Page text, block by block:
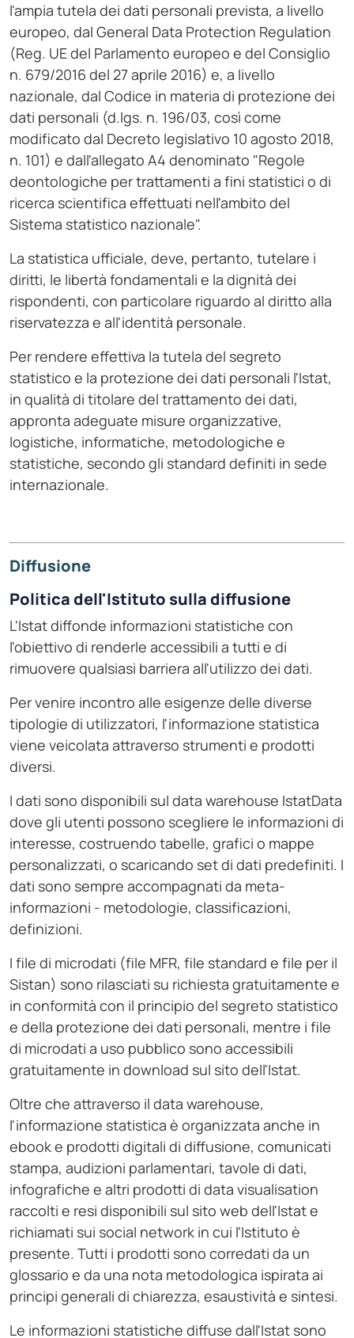
l'ampia tutela dei dati personali prevista, a livello
europeo, dal General Data Protection Regulation
(Reg. UE del Parlamento europeo e del Consiglio
n. 679/2016 del 27 aprile 2016) e, a livello
nazionale, dal Codice in materia di protezione dei
dati personali (d.lgs. n. 196/03, così come
modificato dal Decreto legislativo 10 agosto 2018,
n. 101) e dall'allegato A4 denominato "Regole
deontologiche per trattamenti a fini statistici o di
ricerca scientifica effettuati nell'ambito del
Sistema statistico nazionale".
La statistica ufficiale, deve, pertanto, tutelare i
diritti, le libertà fondamentali e la dignità dei
rispondenti, con particolare riguardo al diritto alla
riservatezza e all'identità personale.
Per rendere effettiva la tutela del segreto
statistico e la protezione dei dati personali l'Istat,
in qualità di titolare del trattamento dei dati,
appronta adeguate misure organizzative,
logistiche, informatiche, metodologiche e
statistiche, secondo gli standard definiti in sede
internazionale.
Diffusione
Politica dell'Istituto sulla diffusione
L'Istat diffonde informazioni statistiche con
l'obiettivo di renderle accessibili a tutti e di
rimuovere qualsiasi barriera all'utilizzo dei dati.
Per venire incontro alle esigenze delle diverse
tipologie di utilizzatori, l'informazione statistica
viene veicolata attraverso strumenti e prodotti
diversi.
I dati sono disponibili sul data warehouse IstatData
dove gli utenti possono scegliere le informazioni di
interesse, costruendo tabelle, grafici o mappe
personalizzati, o scaricando set di dati predefiniti. I
dati sono sempre accompagnati da meta-
informazioni - metodologie, classificazioni,
definizioni.
I file di microdati (file MFR, file standard e file per il
Sistan) sono rilasciati su richiesta gratuitamente e
in conformità con il principio del segreto statistico
e della protezione dei dati personali, mentre i file
di microdati a uso pubblico sono accessibili
gratuitamente in download sul sito dell'Istat.
Oltre che attraverso il data warehouse,
l'informazione statistica è organizzata anche in
ebook e prodotti digitali di diffusione, comunicati
stampa, audizioni parlamentari, tavole di dati,
infografiche e altri prodotti di data visualisation
raccolti e resi disponibili sul sito web dell'Istat e
richiamati sui social network in cui l'Istituto è
presente. Tutti i prodotti sono corredati da un
glossario e da una nota metodologica ispirata ai
principi generali di chiarezza, esaustività e sintesi.
Le informazioni statistiche diffuse dall'Istat sono